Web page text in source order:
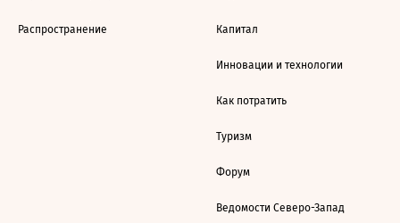
Распространение Капитал
Инновации и технологии
Как потратить
Туризм
Форум
Ведомости Северо-Запад